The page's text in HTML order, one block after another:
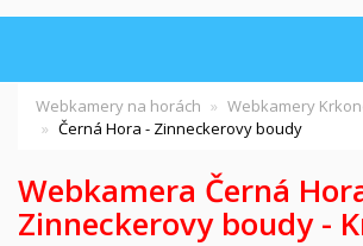
Webkamery na horách
Webkamery
Černá Hora - Zinneckerovy boudy
Webkamera Černá
Zinneckerovy boudy -